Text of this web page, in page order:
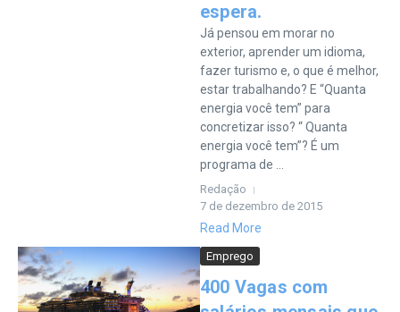
espera.
Já pensou em morar no
exterior, aprender um idioma,
fazer turismo e, o que é melhor,
estar trabalhando? E “Quanta
energia você tem” para
concretizar isso? “ Quanta
energia você tem”? É um
programa de ...
Redação
7 de dezembro de 2015
Read More
Emprego
400 Vagas com